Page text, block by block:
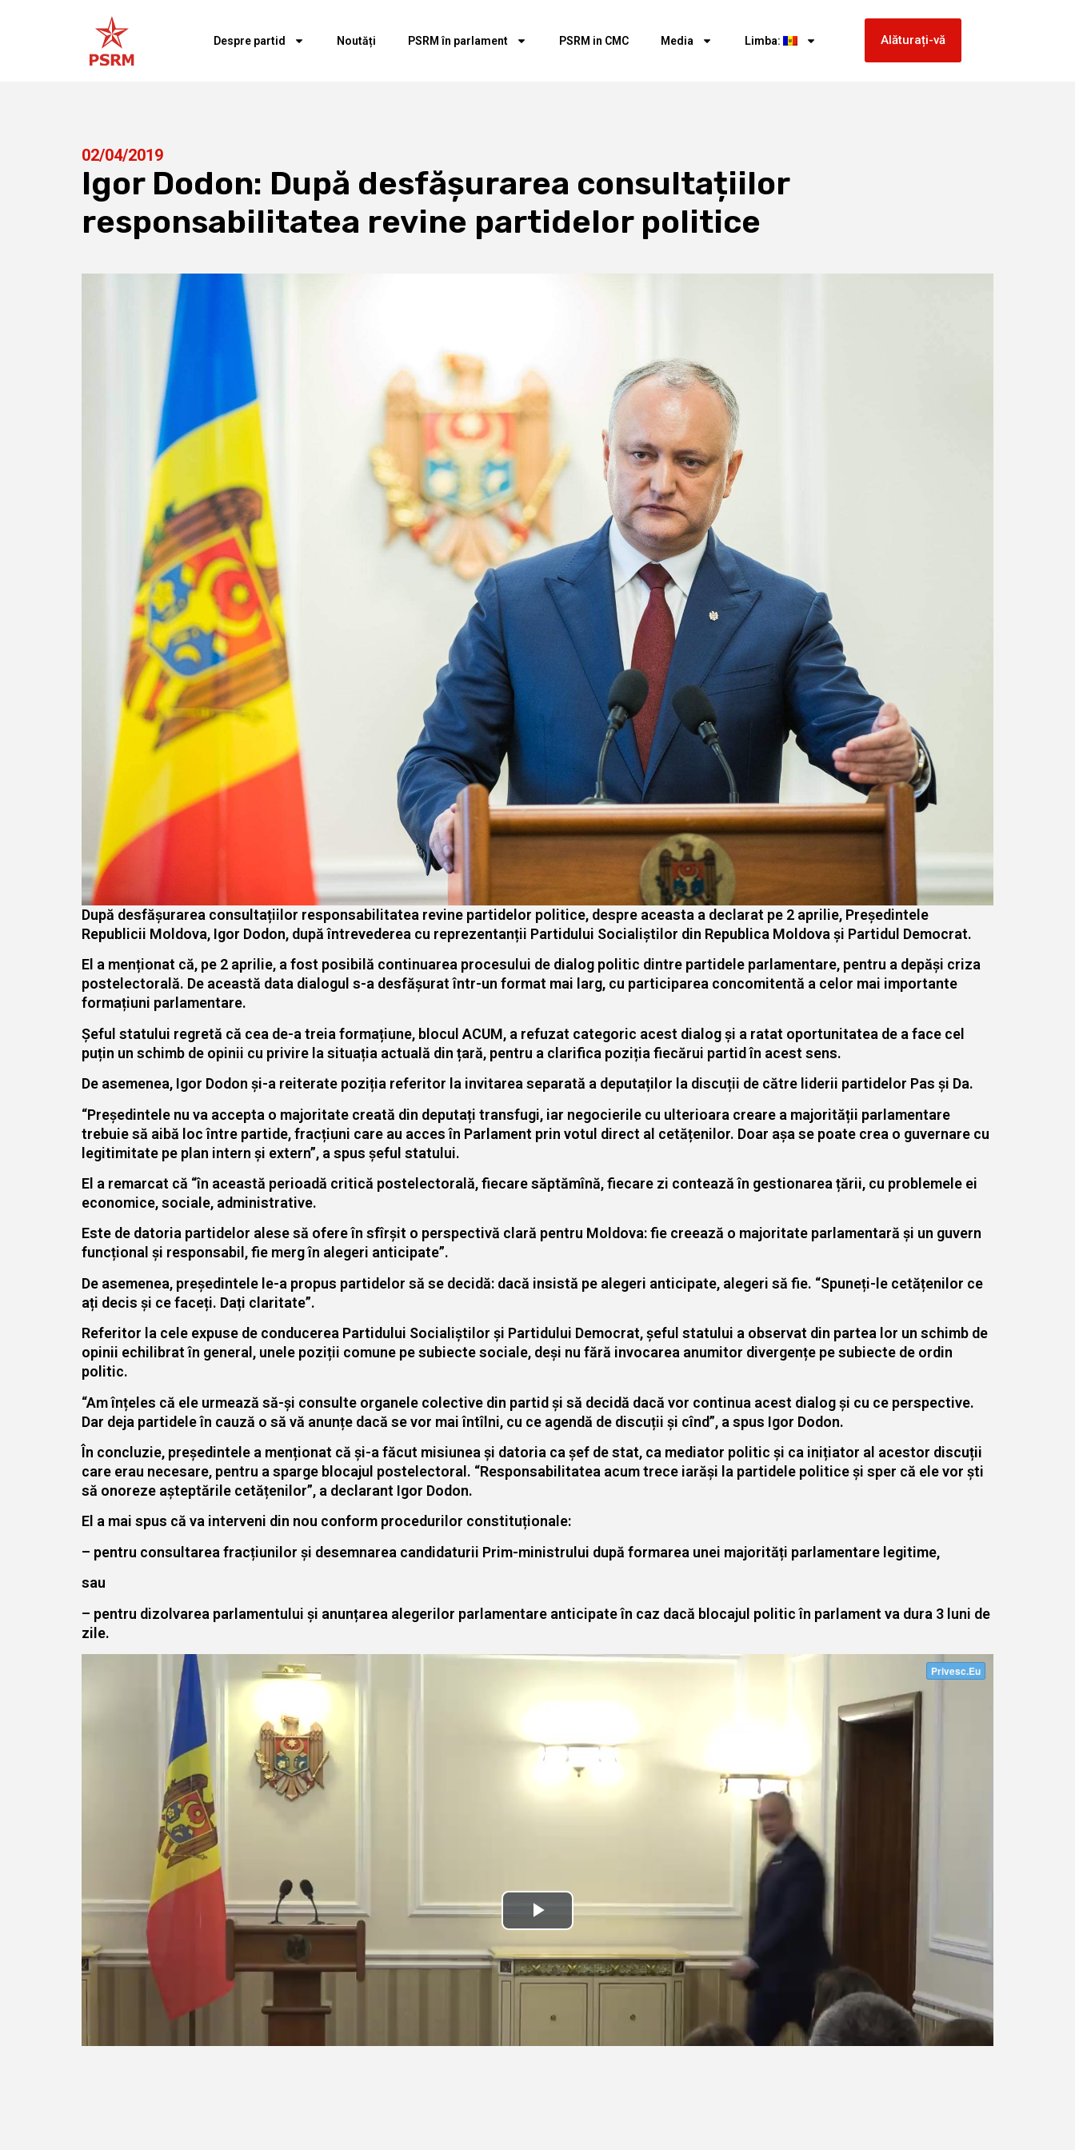
Despre partid Noutăți PSRM în parlament PSRM in CMC Media Limba: Alăturați-vă
02/04/2019
Igor Dodon: După desfășurarea consultațiilor
responsabilitatea revine partidelor politice
După desfășurarea consultațiilor responsabilitatea revine partidelor politice, despre aceasta a declarat pe 2 aprilie, Președintele
Republicii Moldova, Igor Dodon, după întrevederea cu reprezentanții Partidului Socialiștilor din Republica Moldova și Partidul Democrat.
El a menționat că, pe 2 aprilie, a fost posibilă continuarea procesului de dialog politic dintre partidele parlamentare, pentru a depăși criza
postelectorală. De această data dialogul s-a desfășurat într-un format mai larg, cu participarea concomitentă a celor mai importante
formațiuni parlamentare.
Șeful statului regretă că cea de-a treia formațiune, blocul ACUM, a refuzat categoric acest dialog și a ratat oportunitatea de a face cel
puțin un schimb de opinii cu privire la situația actuală din țară, pentru a clarifica poziția fiecărui partid în acest sens.
De asemenea, Igor Dodon și-a reiterate poziția referitor la invitarea separată a deputaților la discuții de către liderii partidelor Pas și Da.
“Președintele nu va accepta o majoritate creată din deputați transfugi, iar negocierile cu ulterioara creare a majorității parlamentare
trebuie să aibă loc între partide, fracțiuni care au acces în Parlament prin votul direct al cetățenilor. Doar așa se poate crea o guvernare cu
legitimitate pe plan intern și extern”, a spus șeful statului.
El a remarcat că “în această perioadă critică postelectorală, fiecare săptămînă, fiecare zi contează în gestionarea țării, cu problemele ei
economice, sociale, administrative.
Este de datoria partidelor alese să ofere în sfîrșit o perspectivă clară pentru Moldova: fie creează o majoritate parlamentară și un guvern
funcțional și responsabil, fie merg în alegeri anticipate”.
De asemenea, președintele le-a propus partidelor să se decidă: dacă insistă pe alegeri anticipate, alegeri să fie. “Spuneți-le cetățenilor ce
ați decis și ce faceți. Dați claritate”.
Referitor la cele expuse de conducerea Partidului Socialiștilor și Partidului Democrat, șeful statului a observat din partea lor un schimb de
opinii echilibrat în general, unele poziții comune pe subiecte sociale, deși nu fără invocarea anumitor divergențe pe subiecte de ordin
politic.
“Am înțeles că ele urmează să-și consulte organele colective din partid și să decidă dacă vor continua acest dialog și cu ce perspective.
Dar deja partidele în cauză o să vă anunțe dacă se vor mai întîlni, cu ce agendă de discuții și cînd”, a spus Igor Dodon.
În concluzie, președintele a menționat că și-a făcut misiunea și datoria ca șef de stat, ca mediator politic și ca inițiator al acestor discuții
care erau necesare, pentru a sparge blocajul postelectoral. “Responsabilitatea acum trece iarăși la partidele politice și sper că ele vor ști
să onoreze așteptările cetățenilor”, a declarant Igor Dodon.
El a mai spus că va interveni din nou conform procedurilor constituționale:
– pentru consultarea fracțiunilor și desemnarea candidaturii Prim-ministrului după formarea unei majorități parlamentare legitime,
sau
– pentru dizolvarea parlamentului și anunțarea alegerilor parlamentare anticipate în caz dacă blocajul politic în parlament va dura 3 luni de
zile.